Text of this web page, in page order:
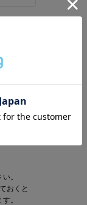
トを
。
おくと
。